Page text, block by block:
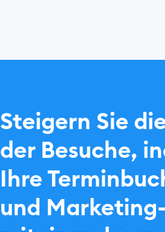
Steigern Sie
der Besuche,
Ihre
und